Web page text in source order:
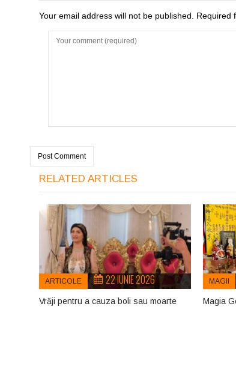
Your email address will not be published. Required
RELATED ARTICLES
ARTICOLE 22 IUNIE 2026
Vrăji pentru a cauza boli sau moarte
MAGII
Magia